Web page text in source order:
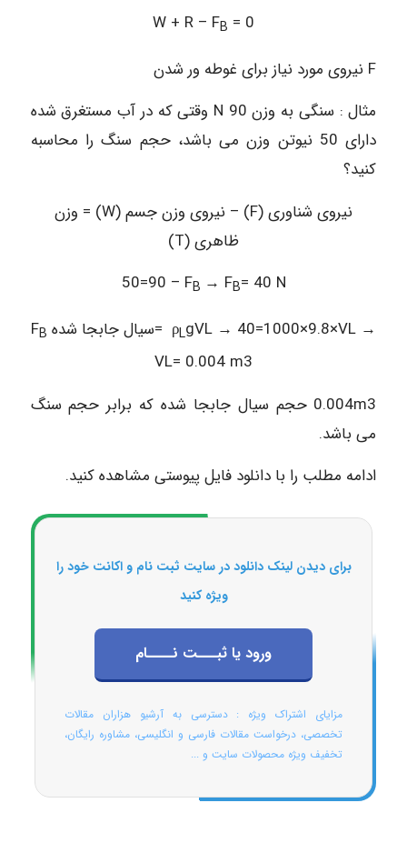
W + R – FB = 0
F نیروی مورد نیاز برای غوطه ور شدن
مثال : سنگی به وزن 90 N وقتی که در آب مستغرق شده
دارای 50 نیوتن وزن می باشد، حجم سنگ را محاسبه
کنید؟
نیروی شناوری (F) – نیروی وزن جسم (W) = وزن
ظاهری (T)
50=90 – FB → FB= 40 N
FB سیال جابجا شده= ρLgVL → 40=1000×9.8×VL →
VL= 0.004 m3
0.004m3 حجم سیال جابجا شده که برابر حجم سنگ
می باشد.
ادامه مطلب را با دانلود فایل پیوستی مشاهده کنید.
برای دیدن لینک دانلود در سایت ثبت نام و اکانت خود را
ویژه کنید
ورود یا ثبـــت نــــام
مزایای اشتراک ویژه : دسترسی به آرشیو هزاران مقالات
تخصصی، درخواست مقالات فارسی و انگلیسی، مشاوره رایگان،
تخفیف ویژه محصولات سایت و ...